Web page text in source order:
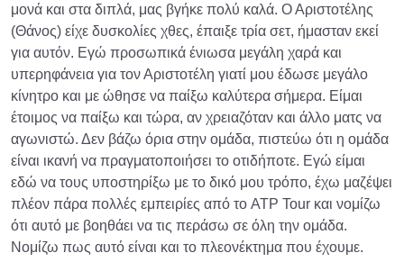
μονά και στα διπλά, μας βγήκε πολύ καλά. Ο Αριστοτέλης
(Θάνος) είχε δυσκολίες χθες, έπαιξε τρία σετ, ήμασταν εκεί
για αυτόν. Εγώ προσωπικά ένιωσα μεγάλη χαρά και
υπερηφάνεια για τον Αριστοτέλη γιατί μου έδωσε μεγάλο
κίνητρο και με ώθησε να παίξω καλύτερα σήμερα. Είμαι
έτοιμος να παίξω και τώρα, αν χρειαζόταν και άλλο ματς να
αγωνιστώ. Δεν βάζω όρια στην ομάδα, πιστεύω ότι η ομάδα
είναι ικανή να πραγματοποιήσει το οτιδήποτε. Εγώ είμαι
εδώ να τους υποστηρίξω με το δικό μου τρόπο, έχω μαζέψει
πλέον πάρα πολλές εμπειρίες από το ATP Tour και νομίζω
ότι αυτό με βοηθάει να τις περάσω σε όλη την ομάδα.
Νομίζω πως αυτό είναι και το πλεονέκτημα που έχουμε.